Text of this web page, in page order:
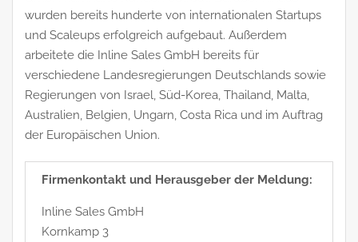
wurden bereits hunderte von internationalen Startups
und Scaleups erfolgreich aufgebaut. Außerdem
arbeitete die Inline Sales GmbH bereits für
verschiedene Landesregierungen Deutschlands sowie
Regierungen von Israel, Süd-Korea, Thailand, Malta,
Australien, Belgien, Ungarn, Costa Rica und im Auftrag
der Europäischen Union.
Firmenkontakt und Herausgeber der Meldung:
Inline Sales GmbH
Kornkamp 3